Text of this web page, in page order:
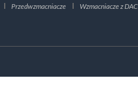
Przedwzmacniacze Wzmacniacze z DAC